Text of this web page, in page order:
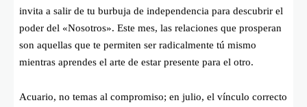
invita a salir de tu burbuja de independencia para descubrir el
poder del «Nosotros». Este mes, las relaciones que prosperan
son aquellas que te permiten ser radicalmente tú mismo
mientras aprendes el arte de estar presente para el otro.
Acuario, no temas al compromiso; en julio, el vínculo correcto